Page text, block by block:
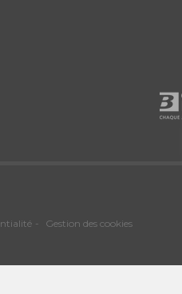
Gestion des cookies